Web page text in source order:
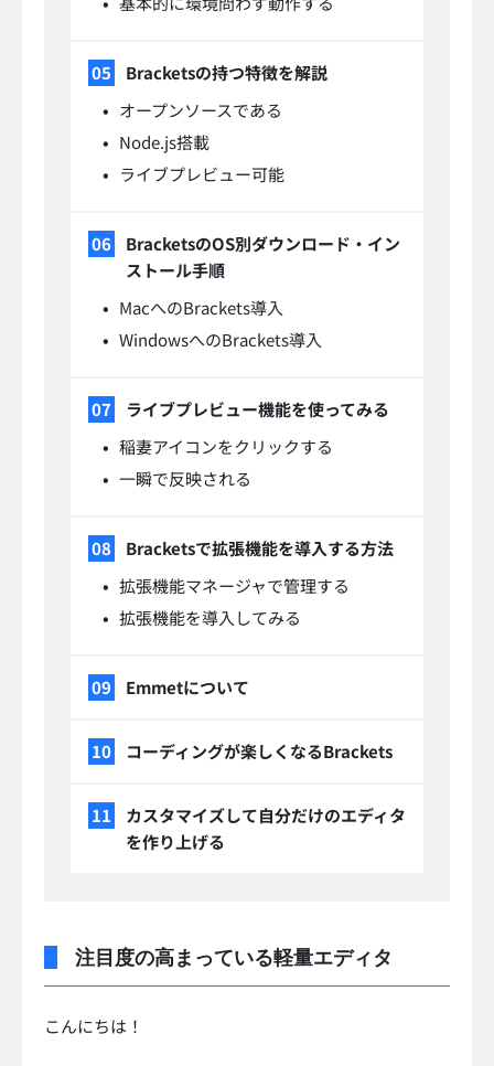
Bracketsの持つ特徴を解説
オープンソースである
Node.js搭載
ライブプレビュー可能
BracketsのOS別ダウンロード・イン
ストール手順
MacへのBrackets導入
WindowsへのBrackets導入
ライブプレビュー機能を使ってみる
稲妻アイコンをクリックする
一瞬で反映される
Bracketsで拡張機能を導入する方法
拡張機能マネージャで管理する
拡張機能を導入してみる
Emmetについて
コーディングが楽しくなるBrackets
カスタマイズして自分だけのエディタ
を作り上げる
注目度の高まっている軽量エディタ
こんにちは！